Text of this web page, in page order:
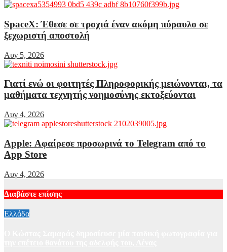
SpaceX: Έθεσε σε τροχιά έναν ακόμη πύραυλο σε
ξεχωριστή αποστολή
Αυγ 5, 2026
Γιατί ενώ οι φοιτητές Πληροφορικής μειώνονται, τα
μαθήματα τεχνητής νοημοσύνης εκτοξεύονται
Αυγ 4, 2026
Apple: Αφαίρεσε προσωρινά το Telegram από το
App Store
Αυγ 4, 2026
Διαβάστε επίσης
Ελλάδα